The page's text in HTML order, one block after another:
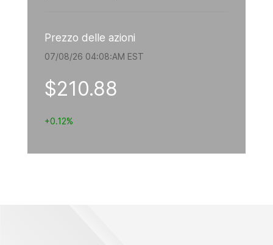
Prezzo delle azioni
07/08/26 04:08:AM EST
$210.88
+0.12%